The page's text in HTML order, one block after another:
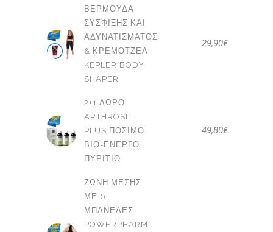
ΒΕΡΜΟΎΔΑ
ΣΎΣΦΙΞΗΣ ΚΑΙ
ΑΔΥΝΑΤΊΣΜΑΤΟΣ
& ΚΡΕΜΟΤΖΈΛ
KEPLER BODY
SHAPER
29,90€
2+1 ΔΩΡΟ
ARTHROSIL
PLUS ΠΌΣΙΜΟ
ΒΙΟ-ΕΝΕΡΓΌ
ΠΥΡΊΤΙΟ
49,80€
ΖΏΝΗ ΜΈΣΗΣ
ΜΕ 6
ΜΠΑΝΈΛΕΣ
POWERPHARM